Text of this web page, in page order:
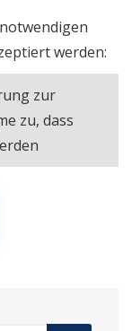
werden:
zur
zu, dass